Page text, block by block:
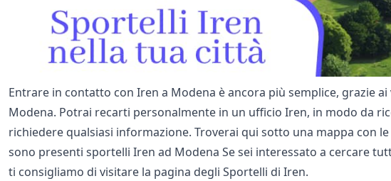
Entrare in contatto con Iren a Modena è ancora più semplice, grazie
Modena. Potrai recarti personalmente in un ufficio Iren, in modo da
richiedere qualsiasi informazione. Troverai qui sotto una mappa con
sono presenti sportelli Iren ad Modena Se sei interessato a cercare
ti consigliamo di visitare la pagina degli Sportelli di Iren.